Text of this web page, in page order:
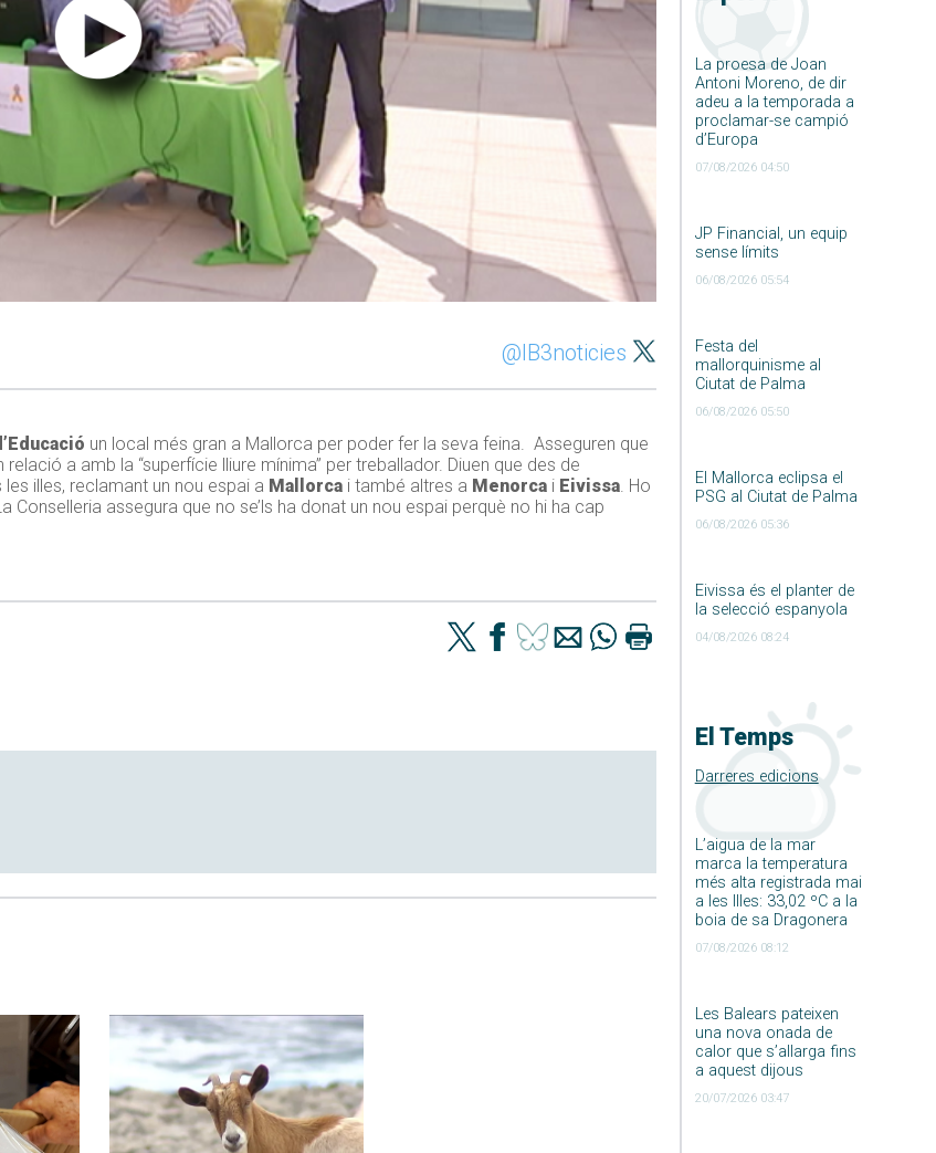
La proesa de Joan
Antoni Moreno, de dir
adeu a la temporada a
proclamar-se campió
d’Europa
07/08/2026 04:50
JP Financial, un equip
sense límits
06/08/2026 05:54
Festa del
mallorquinisme al
Ciutat de Palma
06/08/2026 05:50
El Mallorca eclipsa el
PSG al Ciutat de Palma
06/08/2026 05:36
Eivissa és el planter de
la selecció espanyola
04/08/2026 08:24
El Temps
Darreres edicions
L’aigua de la mar
marca la temperatura
més alta registrada mai
a les Illes: 33,02 ºC a la
boia de sa Dragonera
07/08/2026 08:12
Les Balears pateixen
una nova onada de
calor que s’allarga fins
a aquest dijous
20/07/2026 03:47
@IB3noticies
un local més gran a Mallorca per poder fer la seva feina. Asseguren que
a amb la “superfície lliure mínima” per treballador. Diuen que des de
illes, reclamant un nou espai a Mallorca i també altres a Menorca i Eivissa. Ho
assegura que no se’ls ha donat un nou espai perquè no hi ha cap